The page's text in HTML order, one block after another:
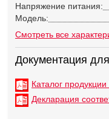
Напряжение питания:
Модель:
Смотреть все
Документация
Каталог
Декларация